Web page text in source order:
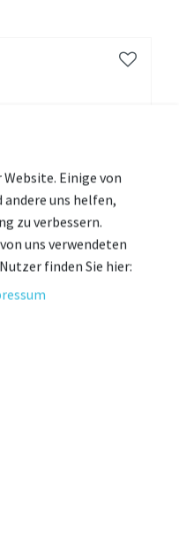
(Paar)
Einige von
andere uns helfen,
zu verbessern.
uns verwendeten
finden Sie hier: